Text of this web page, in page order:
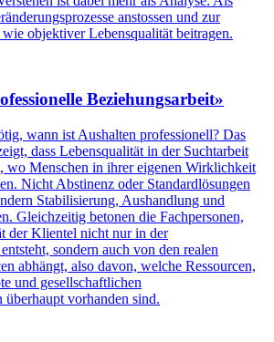
anstossen und zur
objektiver Lebensqualität beitragen.
Beziehungsarbeit»
wann ist Aushalten professionell? Das
dass Lebensqualität in der Suchtarbeit
wo Menschen in ihrer eigenen Wirklichkeit
Nicht Abstinenz oder Standardlösungen
Stabilisierung, Aushandlung und
Gleichzeitig betonen die Fachpersonen,
der Klientel nicht nur in der
sondern auch von den realen
abhängt, also davon, welche Ressourcen,
und gesellschaftlichen
vorhanden sind.